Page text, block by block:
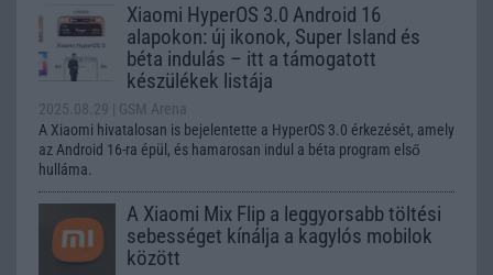
Xiaomi HyperOS 3.0 Android 16
alapokon: új ikonok, Super Island és
béta indulás – itt a támogatott
készülékek listája
2025.08.29
| GSM Arena
A Xiaomi hivatalosan is bejelentette a HyperOS 3.0 érkezését, amely
az Android 16-ra épül, és hamarosan indul a béta program első
hulláma.
A Xiaomi Mix Flip a leggyorsabb töltési
sebességet kínálja a kagylós mobilok
között